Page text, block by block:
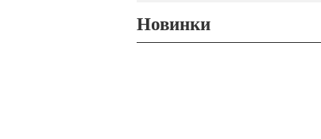
Новинки